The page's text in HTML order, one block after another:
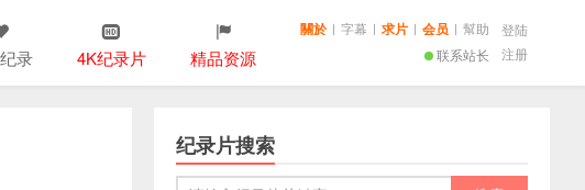
录 4K纪录片 精品资源 联系站长
關於 | 字幕 | 求片 | 会员 | 幫助
登陆
注册
纪录片搜索